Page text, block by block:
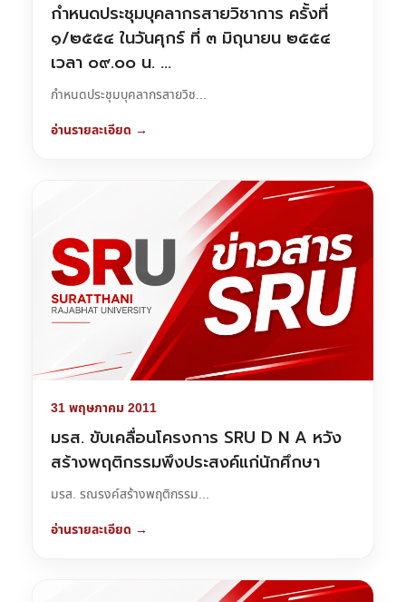
กำหนดประชุมบุคลากรสายวิชาการ ครั้งที่
๑/๒๕๕๔ ในวันศุกร์ ที่ ๓ มิถุนายน ๒๕๕๔
เวลา ๐๙.๐๐ น. …
กำหนดประชุมบุคลากรสายวิช...
อ่านรายละเอียด →
31 พฤษภาคม 2011
มรส. ขับเคลื่อนโครงการ SRU D N A หวัง
สร้างพฤติกรรมพึงประสงค์แก่นักศึกษา
มรส. รณรงค์สร้างพฤติกรรม...
อ่านรายละเอียด →